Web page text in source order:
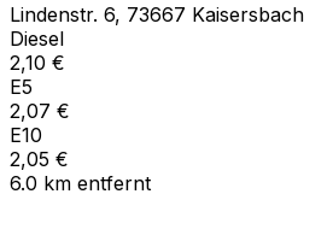
Lindenstr. 6, 73667 Kaisersbach
Diesel
2,10 €
E5
2,07 €
E10
2,05 €
6.0 km entfernt